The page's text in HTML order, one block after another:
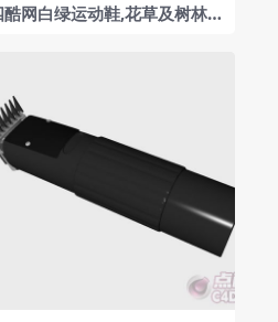
酷网白绿运动鞋,花草及树林的